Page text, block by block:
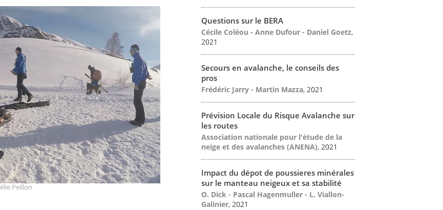
Peillon
Questions sur le BERA
Cécile Coléou - Anne Dufour - Daniel Goetz,
2021
Secours en avalanche, le conseils des
pros
Frédéric Jarry - Martin Mazza, 2021
Prévision Locale du Risque Avalanche sur
les routes
Association nationale pour l'étude de la
neige et des avalanches (ANENA), 2021
Impact du dépot de poussieres minérales
sur le manteau neigeux et sa stabilité
O. Dick - Pascal Hagenmuller - L. Viallon-
Galinier, 2021